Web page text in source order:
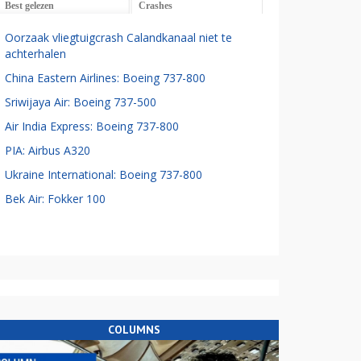
Best gelezen Crashes
Oorzaak vliegtuigcrash Calandkanaal niet te
achterhalen
China Eastern Airlines: Boeing 737-800
Sriwijaya Air: Boeing 737-500
Air India Express: Boeing 737-800
PIA: Airbus A320
Ukraine International: Boeing 737-800
Bek Air: Fokker 100
COLUMNS